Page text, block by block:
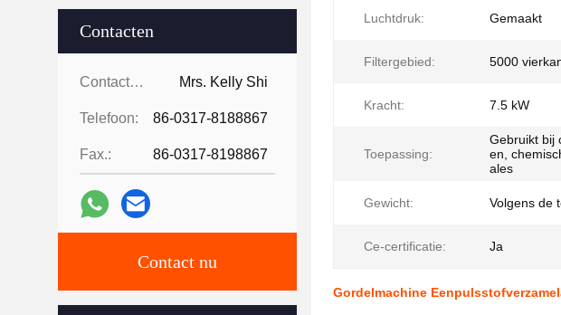
Contacten
Contacten: Mrs. Kelly Shi
Telefoon: 86-0317-8188867
Fax.: 86-0317-8198867
Contact nu
Luchtdruk: Gemaakt
Filtergebied: 5000
Kracht: 7.5 kW
Toepassing:
Gebruikt bij
en,
ales
Gewicht: Volgens de
Ce-certificatie: Ja
Gordelmachine